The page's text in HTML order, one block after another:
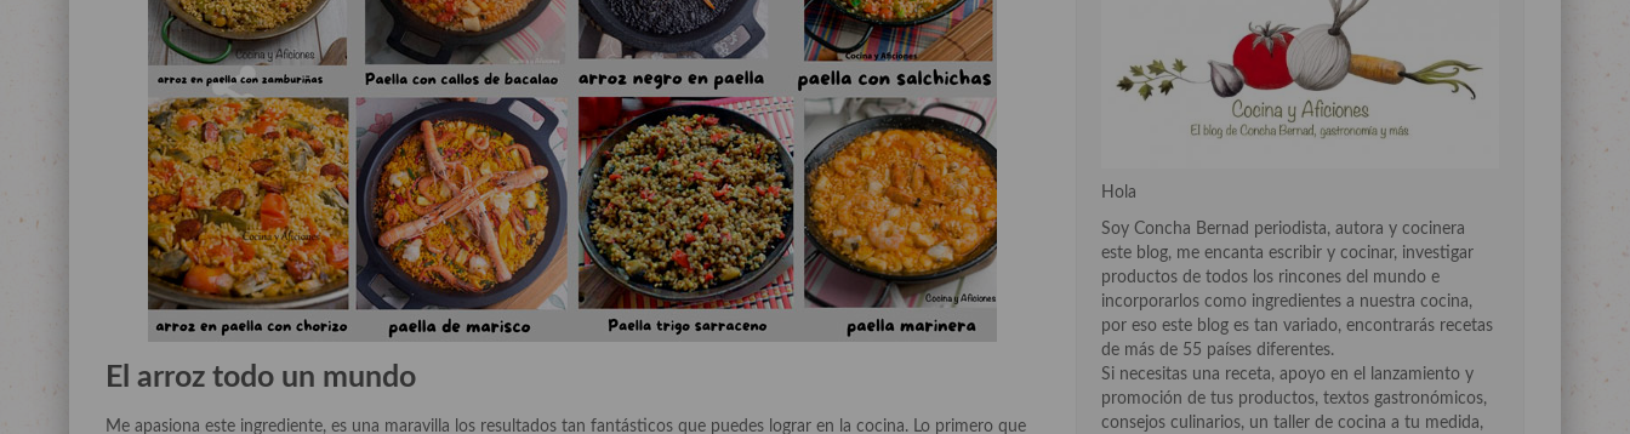
El arroz todo un mundo
Me apasiona este ingrediente, es una maravilla los resultados tan fantásticos que puedes lograr en la cocina. Lo primero que
Hola
Soy Concha Bernad periodista, autora y cocinera
este blog, me encanta escribir y cocinar, investigar
productos de todos los rincones del mundo e
incorporarlos como ingredientes a nuestra cocina,
por eso este blog es tan variado, encontrarás recetas
de más de 55 países diferentes.
Si necesitas una receta, apoyo en el lanzamiento y
promoción de tus productos, textos gastronómicos,
consejos culinarios, un taller de cocina a tu medida,